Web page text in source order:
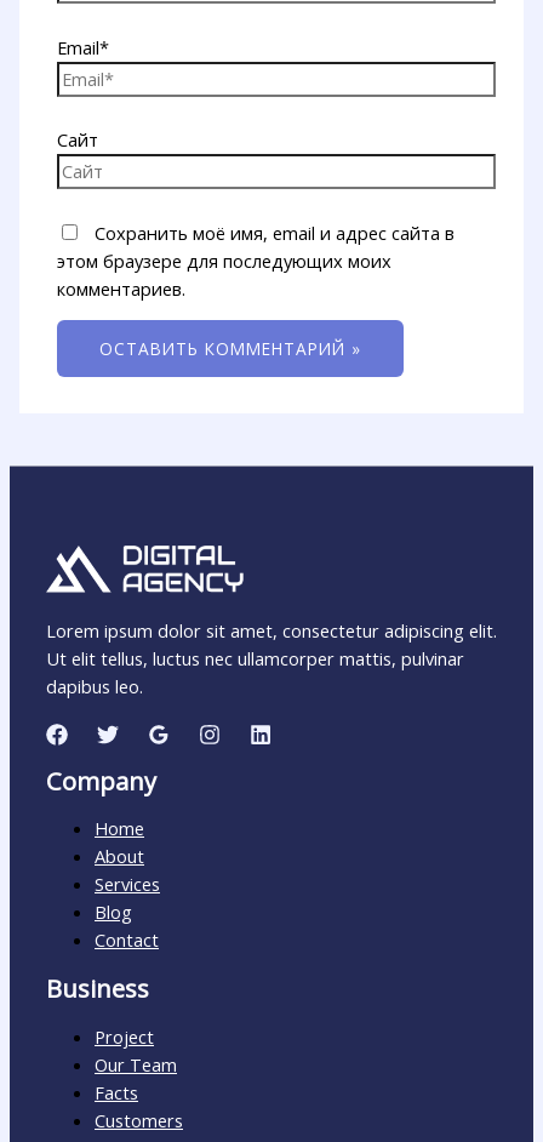
Email*
Сайт
Сохранить моё имя, email и адрес сайта в
этом браузере для последующих моих
комментариев.
Lorem ipsum dolor sit amet, consectetur adipiscing elit.
Ut elit tellus, luctus nec ullamcorper mattis, pulvinar
dapibus leo.
Company
Home
About
Services
Blog
Contact
Business
Project
Our Team
Facts
Customers